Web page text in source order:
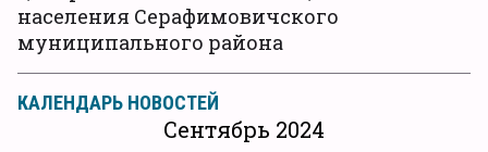
населения Серафимовичского
муниципального района
КАЛЕНДАРЬ НОВОСТЕЙ
Сентябрь 2024